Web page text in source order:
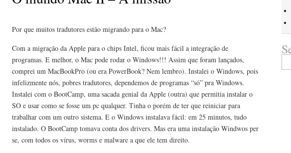
Por que muitos tradutores estão migrando para o Mac?
Com a migração da Apple para o chips Intel, ficou mais fácil a integração de
programas. E melhor, o Mac pode rodar o Windows!!! Assim que foram lançados,
comprei um MacBookPro (ou era PowerBook? Nem lembro). Instalei o Windows, pois
infelizmente nós, pobres tradutores, dependemos de programas “só” pra Windows.
Instalei com o BootCamp, uma sacada genial da Apple (outra) que permitia instalar o
SO e usar como se fosse um pc qualquer. Tinha o porém de ter que reiniciar para
trabalhar com um outro sistema. E o Windows instalava fácil: em 25 minutos, tudo
instalado. O BootCamp tomava conta dos drivers. Mas era uma instalação Windwos per
se, com todos os vírus, worms e malware a que ele tem direito.
for: